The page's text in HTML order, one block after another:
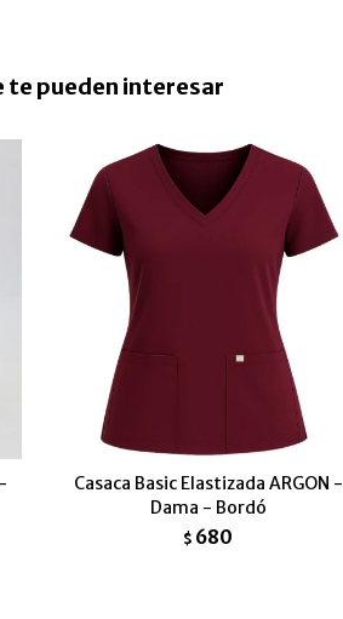
te pueden interesar
Casaca Basic Elastizada ARGON -
Dama - Bordó
$ 680